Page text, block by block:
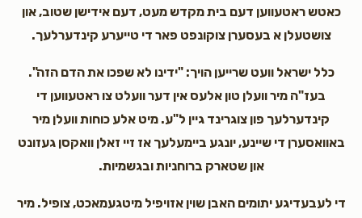
כאטש ראטעווען דעם בית מקדש מעט, דעם אידישן שטוב, און
צושטעלן א בעסערן צוקונפט פאר די טייערע קינדערלעך.
כלל ישראל וועט שרייען הויך: "ידינו לא שפכו את הדם הזה".
בעז"ה מיר וועלן טון אלעס אין דער וועלט צו ראטעווען די
קינדערלעך פון צוגרינד גיין ל"ע. מיט אלע כוחות וועלן מיר
באוואסערן די שיינע, יונגע ביימעלעך אז זיי זאלן וואקסן געזונט
און שטארק ברוחניות ובגשמיות.
די לעבעדיגע יתומים האבן שוין אזויפיל מיטגעמאכט, צופיל. מיר